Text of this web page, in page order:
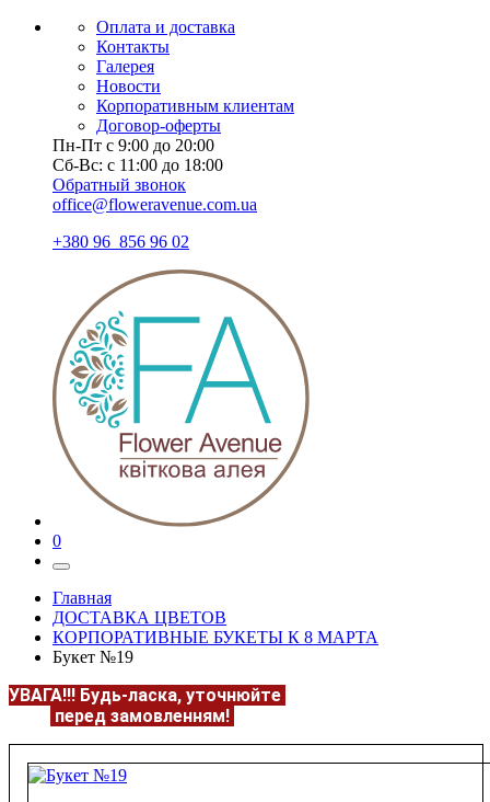
Оплата и доставка
Контакты
Галерея
Новости
Корпоративным клиентам
Договор-оферты
Пн-Пт с 9:00 до 20:00
Сб-Вс: с 11:00 до 18:00
Обратный звонок
office@floweravenue.com.ua
+380 96 856 96 02
0
Главная
ДОСТАВКА ЦВЕТОВ
КОРПОРАТИВНЫЕ БУКЕТЫ К 8 МАРТА
Букет №19
УВАГА!!! Будь-ласка, уточнюйте
перед замовленням!